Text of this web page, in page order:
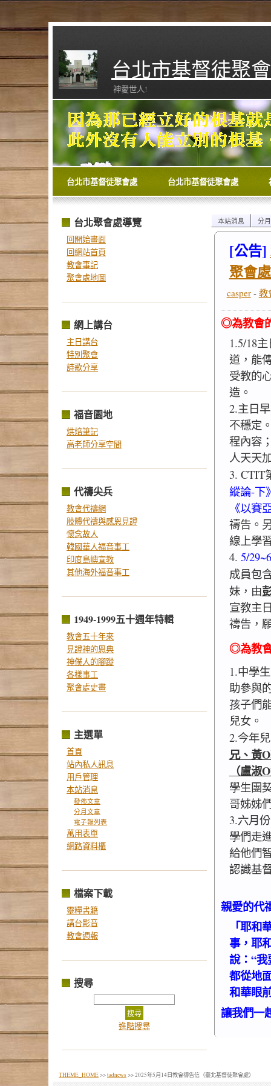
台北市基督徒聚
神愛世人!
台北市基督徒聚會處 台北市基督徒聚會處
台北聚會處導覽
回開始畫面
回網站首頁
教會事記
聚會處地圖
網上講台
主日講台
特別聚會
詩歌分享
福音園地
烘焙筆記
高老師分享空間
代禱尖兵
教會代禱網
肢體代禱與感恩見證
懷念故人
韓國華人福音事工
印度島嶼宣教
其他海外福音事工
1949-1999五十週年特輯
教會五十年來
見證神的恩典
神僕人的腳蹤
各樣事工
聚會處史畫
主選單
首頁
站內私人訊息
用戶管理
本站消息
發佈文章
分月文章
電子報列表
萬用表單
網路資料櫃
檔案下載
靈糧書籍
講台影音
教會週報
搜尋
進階搜尋
本站消息 分
[公告]
聚會
casper- 教
◎為教會
1.5/18
道，能
受教的
造。
2.主日
不穩定
程內容
人天天
3. CTIT
縱論-下
《以賽
禱告。
線上學
4. 5/
成員包
妹，由
宣教主
禱告，
◎為教
1.中學
助參與
孩子們
兒女。
2.今年
兄、黃
（盧淑
學生團
哥姊姊
3.六月
學們走
給他們
認識基
親愛的代
「耶
事，耶
說：“
都從地
和華眼
讓我們一
THEME_HOME>>tadnews>> 2025年5月14日教會禱告信（臺北基督徒聚會處）